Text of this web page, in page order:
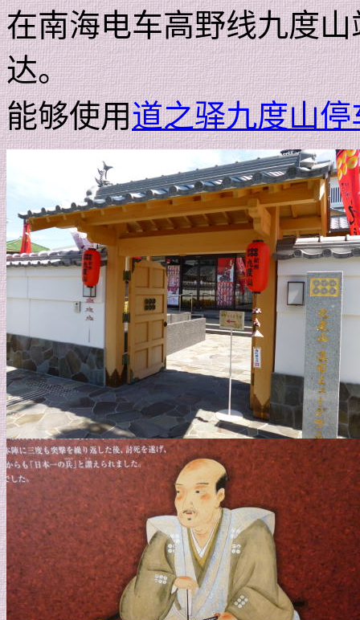
在南海电车高野线九度
达。
能够使用道之驿九度山停